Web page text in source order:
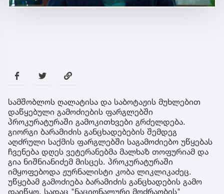
სამშობლოს ღალატისა და საბოტაჟის მუხლებით
დაწყებული გამოძიების ფარგლებში
პროკურატურაში გამოკითხვები გრძელდება.
გიორგი ბარამიძის განცხადებების შემდეგ
აღძრული საქმის ფარგლებში საგამოძიებო უწყებას
ჩვენება დღეს ვეტერანებმა მალხაზ თოფურიამ და
გია ნიშნიანიძემ მისცეს. პროკურატურაში
იმყოფებოდა ჟურნალისტი კობა ლიკლიკაძეც.
უწყებამ გამოძიება ბარამიძის განცხადების გამო
დაიწყო, სადაც "ნაციონალური მოძრაობის"